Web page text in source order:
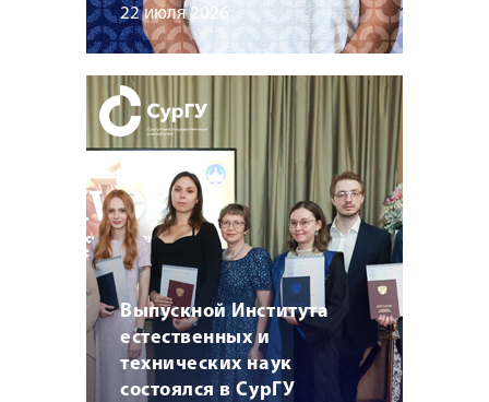
22 июля 2026
Выпускной Института
естественных и
технических наук
состоялся в СурГУ